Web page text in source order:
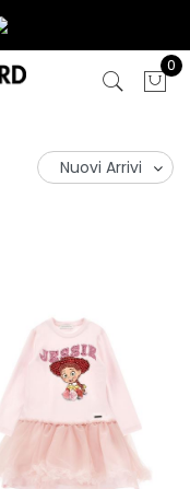
0